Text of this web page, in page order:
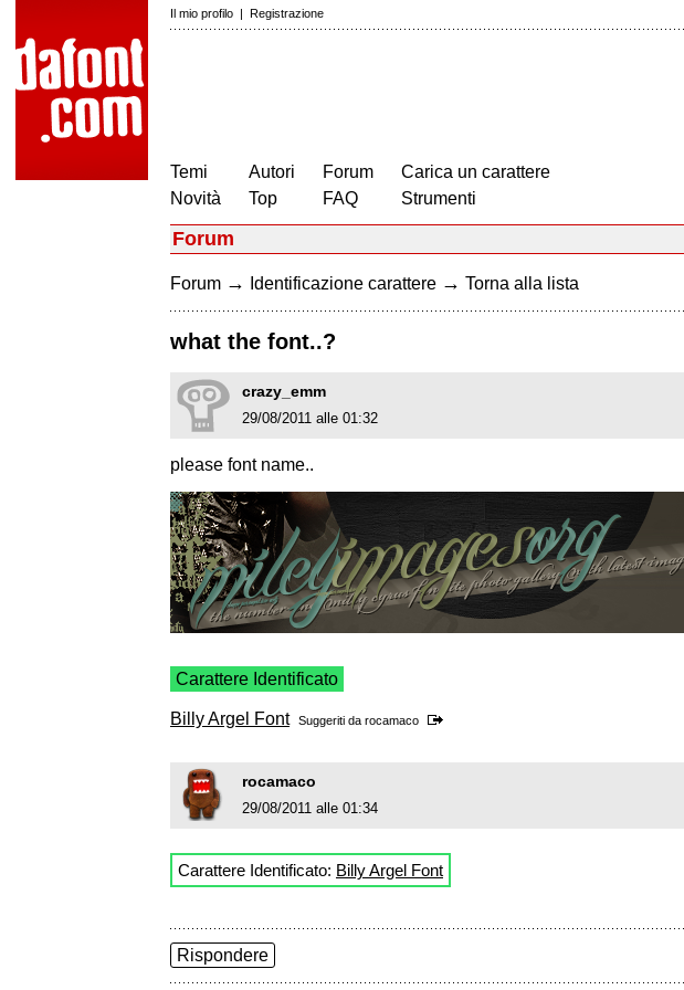
Il mio profilo | Registrazione
Temi
Novità
Autori
Top
Forum
FAQ
Carica un carattere
Strumenti
Forum
Forum → Identificazione carattere → Torna alla lista
what the font..?
crazy_emm
29/08/2011 alle 01:32
please font name..
Carattere Identificato
Billy Argel Font Suggeriti da rocamaco
rocamaco
29/08/2011 alle 01:34
Carattere Identificato: Billy Argel Font
Rispondere